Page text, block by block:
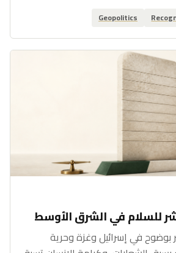
Geopolitics
بوضوح في إسرائيل وغزة وحرية